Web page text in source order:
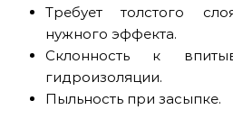
Требует толстого
нужного эффекта.
Склонность к
гидроизоляции.
Пыльность при засыпке.